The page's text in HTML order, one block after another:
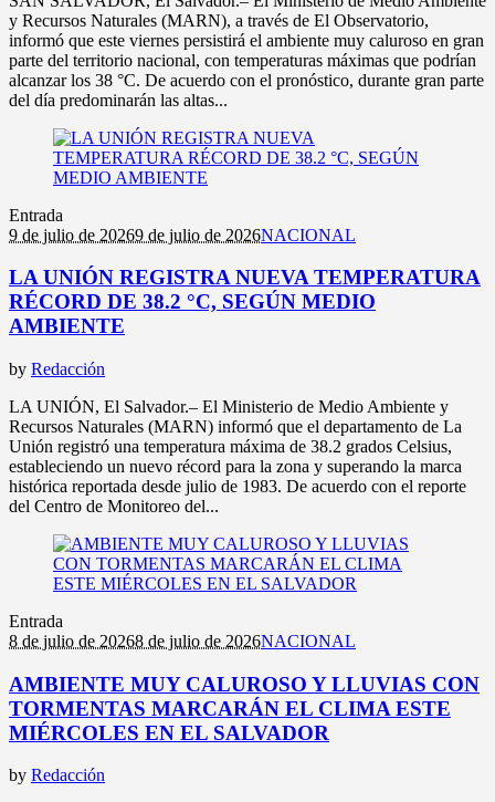
y Recursos Naturales (MARN), a través de El Observatorio,
informó que este viernes persistirá el ambiente muy caluroso en gran
parte del territorio nacional, con temperaturas máximas que podrían
alcanzar los 38 °C. De acuerdo con el pronóstico, durante gran parte
del día predominarán las altas...
Entrada
9 de julio de 20269 de julio de 2026NACIONAL
LA UNIÓN REGISTRA NUEVA TEMPERATURA
RÉCORD DE 38.2 °C, SEGÚN MEDIO
AMBIENTE
by Redacción
LA UNIÓN, El Salvador.– El Ministerio de Medio Ambiente y
Recursos Naturales (MARN) informó que el departamento de La
Unión registró una temperatura máxima de 38.2 grados Celsius,
estableciendo un nuevo récord para la zona y superando la marca
histórica reportada desde julio de 1983. De acuerdo con el reporte
del Centro de Monitoreo del...
Entrada
8 de julio de 20268 de julio de 2026NACIONAL
AMBIENTE MUY CALUROSO Y LLUVIAS CON
TORMENTAS MARCARÁN EL CLIMA ESTE
MIÉRCOLES EN EL SALVADOR
by Redacción